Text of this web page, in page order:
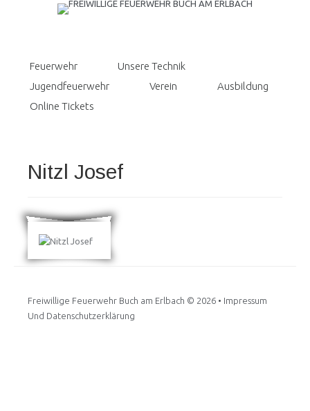
Feuerwehr
Unsere Technik
Jugendfeuerwehr
Verein
Ausbildung
Online Tickets
Nitzl Josef
Freiwillige Feuerwehr Buch am Erlbach © 2026 • Impressum
Und Datenschutzerklärung